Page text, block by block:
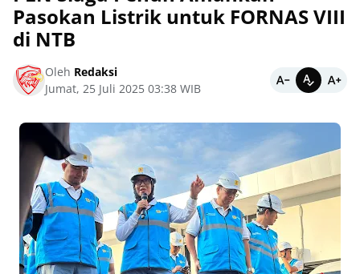
Pasokan Listrik untuk FORNAS VIII
di NTB
Oleh Redaksi
Jumat, 25 Juli 2025 03:38 WIB